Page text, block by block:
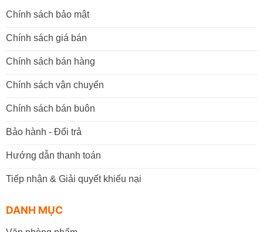
Chính sách bảo mật
Chính sách giá bán
Chính sách bán hàng
Chính sách vận chuyển
Chính sách bán buôn
Bảo hành - Đổi trả
Hướng dẫn thanh toán
Tiếp nhận & Giải quyết khiếu nại
DANH MỤC